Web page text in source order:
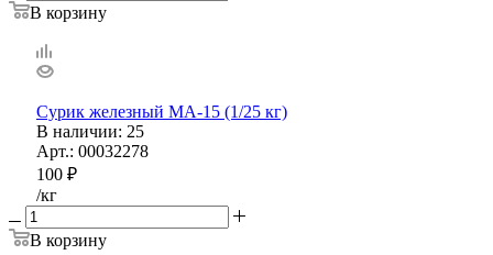
В корзину
Сурик железный МА-15 (1/25 кг)
В наличии: 25
Арт.: 00032278
100 ₽
/кг
В корзину